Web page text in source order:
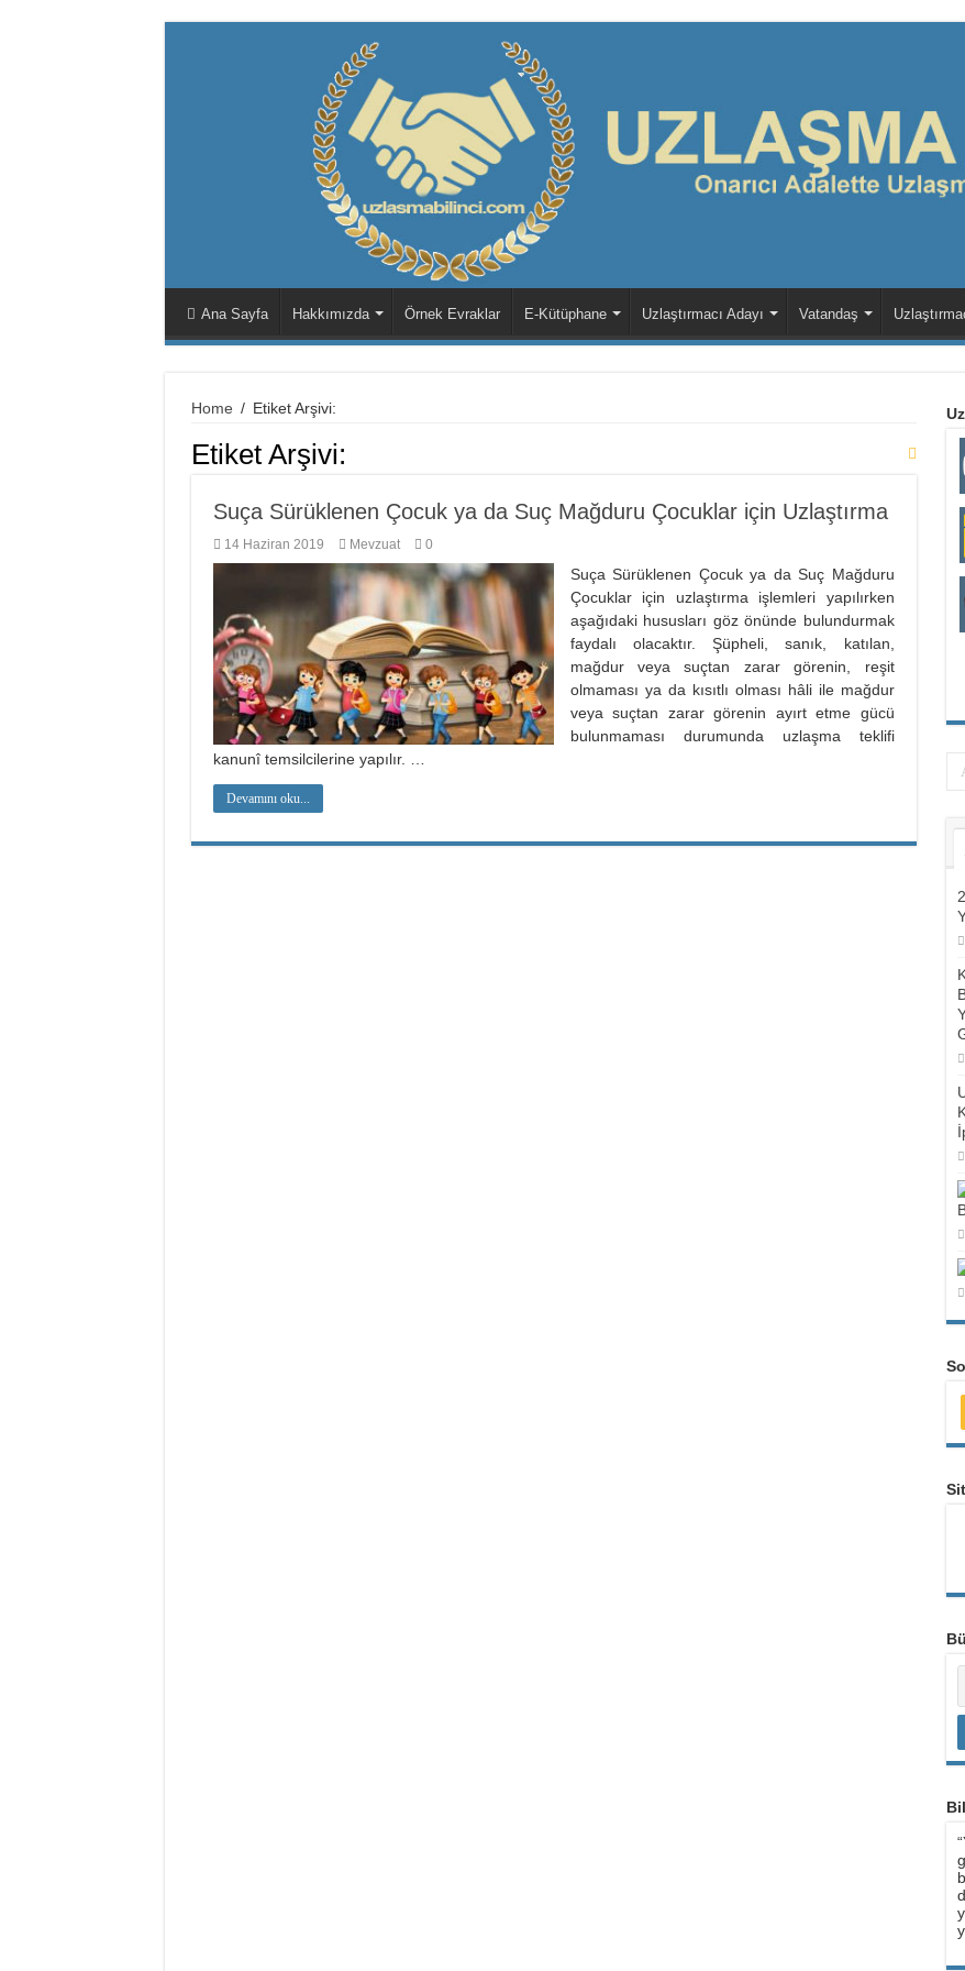
Ana Sayfa Hakkımızda Örnek Evraklar E-Kütüphane Uzlaştırmacı Adayı Vatandaş
Home / Etiket Arşivi:
Etiket Arşivi:
Suça Sürüklenen Çocuk ya da Suç Mağduru Çocuklar için Uzlaştırma
14 Haziran 2019 Mevzuat 0
Suça Sürüklenen Çocuk ya da Suç Mağduru
Çocuklar için uzlaştırma işlemleri yapılırken
aşağıdaki hususları göz önünde bulundurmak
faydalı olacaktır. Şüpheli, sanık, katılan,
mağdur veya suçtan zarar görenin, reşit
olmaması ya da kısıtlı olması hâli ile mağdur
veya suçtan zarar görenin ayırt etme gücü
bulunmaması durumunda uzlaşma teklifi
kanunî temsilcilerine yapılır. …
Devamını oku...